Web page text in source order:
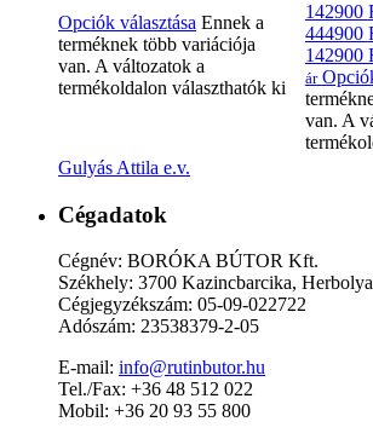
Opciók választása Ennek a
terméknek több variációja
van. A változatok a
termékoldalon választhatók ki
142900
444900
142900
ár
van. A
Gulyás Attila e.v.
Cégadatok
Cégnév: BORÓKA BÚTOR Kft.
Székhely: 3700 Kazincbarcika,
Cégjegyzékszám: 05-09-022722
Adószám: 23538379-2-05
E-mail: info@rutinbutor.hu
Tel./Fax: +36 48 512 022
Mobil: +36 20 93 55 800